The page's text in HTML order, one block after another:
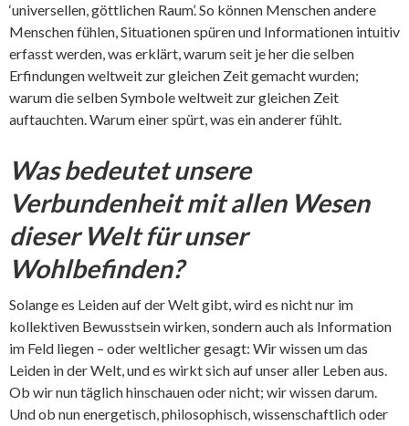
‘universellen, göttlichen Raum’. So können Menschen andere
Menschen fühlen, Situationen spüren und Informationen intuitiv
erfasst werden, was erklärt, warum seit je her die selben
Erfindungen weltweit zur gleichen Zeit gemacht wurden;
warum die selben Symbole weltweit zur gleichen Zeit
auftauchten. Warum einer spürt, was ein anderer fühlt.
Was bedeutet unsere
Verbundenheit mit allen Wesen
dieser Welt für unser
Wohlbefinden?
Solange es Leiden auf der Welt gibt, wird es nicht nur im
kollektiven Bewusstsein wirken, sondern auch als Information
im Feld liegen – oder weltlicher gesagt: Wir wissen um das
Leiden in der Welt, und es wirkt sich auf unser aller Leben aus.
Ob wir nun täglich hinschauen oder nicht; wir wissen darum.
Und ob nun energetisch, philosophisch, wissenschaftlich oder